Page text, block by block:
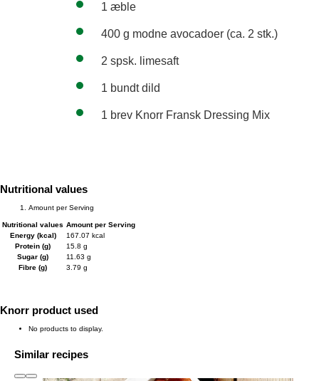
1 æble
400 g modne avocadoer (ca. 2 stk.)
2 spsk. limesaft
1 bundt dild
1 brev Knorr Fransk Dressing Mix
Nutritional values
Amount per Serving
Nutritional values Amount per Serving
Energy (kcal)
167.07 kcal
Protein (g)
15.8 g
Sugar (g)
11.63 g
Fibre (g)
3.79 g
Knorr product used
No products to display.
Similar recipes